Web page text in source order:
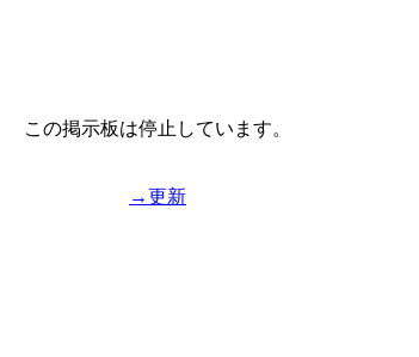
この掲示板は停止しています。
→更新